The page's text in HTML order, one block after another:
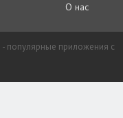
О нас
популярные приложения с